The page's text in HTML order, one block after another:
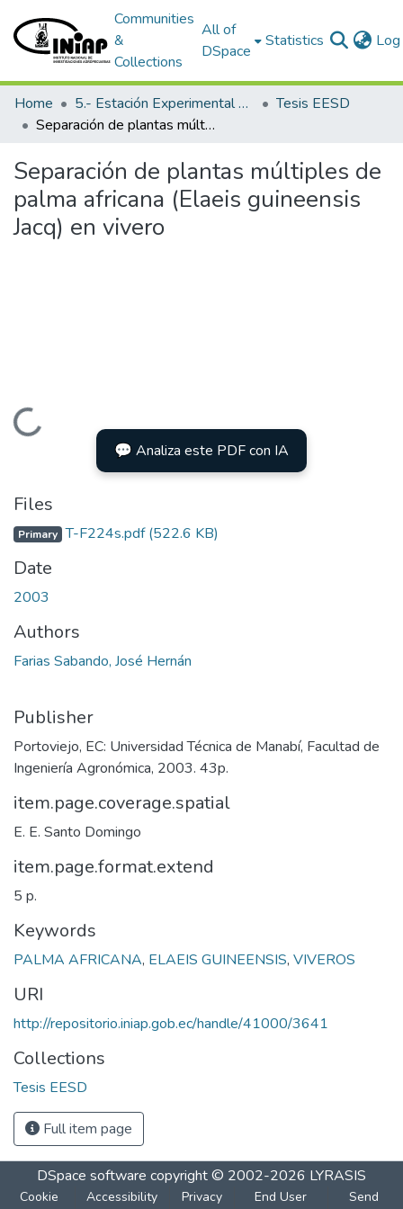
Communities
&
Collections
All of
DSpace
Statistics
Home 5.- Estación Experimental Santo Domingo
Tesis EESD
Separación de plantas múltiples de palma africana (Elaeis guineensis Jacq) en vivero
Separación de plantas múltiples de
palma africana (Elaeis guineensis
Jacq) en vivero
Loading...
💬 Analiza este PDF con IA
Files
Primary T-F224s.pdf(522.6 KB)
Date
2003
Authors
Farias Sabando, José Hernán
Publisher
Portoviejo, EC: Universidad Técnica de Manabí, Facultad de
Ingeniería Agronómica, 2003. 43p.
item.page.coverage.spatial
E. E. Santo Domingo
item.page.format.extend
5 p.
Keywords
PALMA AFRICANA, ELAEIS GUINEENSIS, VIVEROS
URI
http://repositorio.iniap.gob.ec/handle/41000/3641
Collections
Tesis EESD
Full item page
DSpace software copyright © 2002-2026 LYRASIS
Cookie
Accessibility
Privacy
End User
Send